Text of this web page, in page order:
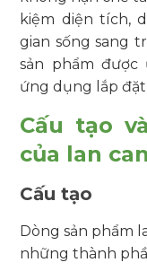
kiệm diện tích,
gian sống sang
sản phẩm được
ứng dụng lắp
Cấu tạo
của lan
Cấu tạo
Dòng sản phẩm
những thành